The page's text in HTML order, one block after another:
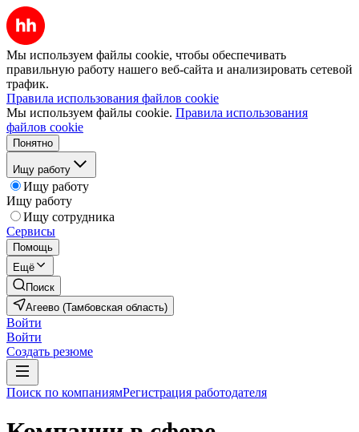
Мы используем файлы cookie, чтобы обеспечивать
правильную работу нашего веб-сайта и анализировать сетевой
трафик.
Правила использования файлов cookie
Мы используем файлы cookie. Правила использования
файлов cookie
Понятно
Ищу работу
Ищу работу
Ищу работу
Ищу сотрудника
Сервисы
Помощь
Ещё
Поиск
Агеево (Тамбовская область)
Войти
Войти
Создать резюме
Поиск по компаниямРегистрация работодателя